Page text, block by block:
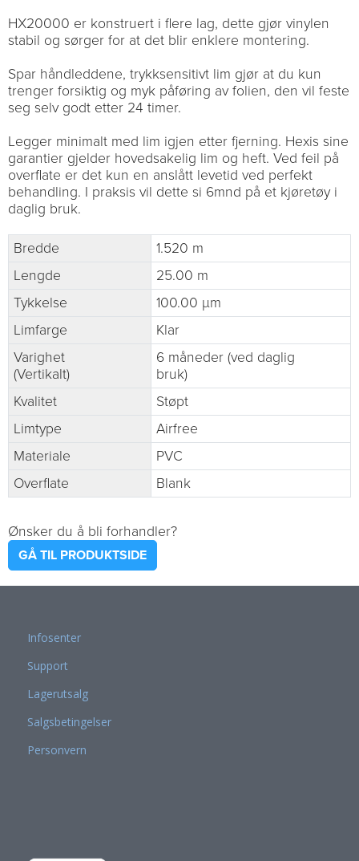
HX20000 er konstruert i flere lag, dette gjør vinylen
stabil og sørger for at det blir enklere montering.
Spar håndleddene, trykksensitivt lim gjør at du kun
trenger forsiktig og myk påføring av folien, den vil feste
seg selv godt etter 24 timer.
Legger minimalt med lim igjen etter fjerning. Hexis sine
garantier gjelder hovedsakelig lim og heft. Ved feil på
overflate er det kun en anslått levetid ved perfekt
behandling. I praksis vil dette si 6mnd på et kjøretøy i
daglig bruk.
Bredde
1.520 m
Lengde
25.00 m
Tykkelse
100.00 µm
Limfarge
Klar
Varighet
(Vertikalt)
6 måneder (ved daglig
bruk)
Kvalitet
Støpt
Limtype
Airfree
Materiale
PVC
Overflate
Blank
Ønsker du å bli forhandler?
GÅ TIL PRODUKTSIDE
Infosenter
Support
Lagerutsalg
Salgsbetingelser
Personvern